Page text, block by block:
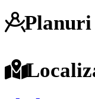
Planuri